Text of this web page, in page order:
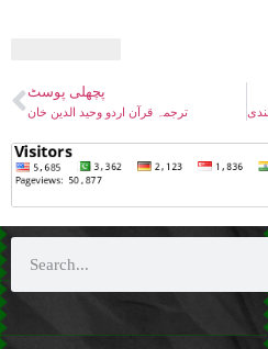
پچھلی پوسٹ
ترجمہ قرآن اردو وحید الدین خان